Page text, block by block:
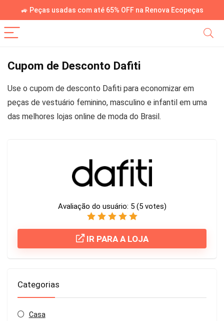
🚙 Peças usadas com até 65% OFF na Renova Ecopeças
Cupom de Desconto Dafiti
Use o cupom de desconto Dafiti para economizar em
peças de vestuário feminino, masculino e infantil em uma
das melhores lojas online de moda do Brasil.
Avaliação do usuário: 5 (5votes)
IR PARA A LOJA
Categorias
Casa